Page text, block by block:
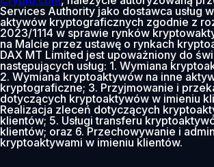
Services Authority jako dostawca usług
aktywów kryptograficznych zgodnie z
2023/1114 w sprawie rynków
na Malcie przez ustawę o rynkach
DAX MT Limited jest upoważniony do
następujących usług: 1. Wymiana
2. Wymiana kryptoaktywów na inne
kryptograficzne; 3. Przyjmowanie i
dotyczących kryptoaktywów w imieniu
Realizacja zleceń dotyczących
klientów; 5. Usługi transferu
klientów; oraz 6. Przechowywanie i
kryptoaktywami w imieniu klientów.